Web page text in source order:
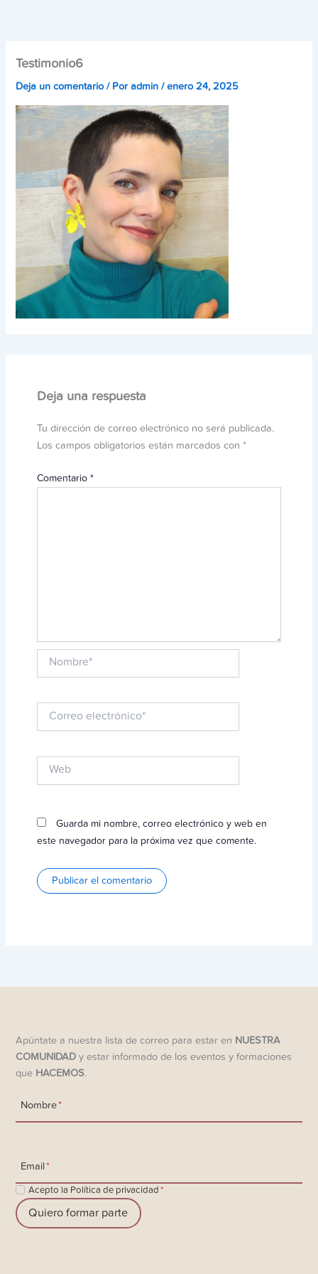
Testimonio6
Deja un comentario / Poradmin/enero 24, 2025
Deja una respuesta
Tu dirección de correo electrónico no será publicada.
Los campos obligatorios están marcados con *
Comentario *
Guarda mi nombre, correo electrónico y web en
este navegador para la próxima vez que comente.
Apúntate a nuestra lista de correo para estar en NUESTRA
COMUNIDADy estar informado de los eventos y formaciones
que HACEMOS.
Nombre*
Email *
Acepto la Política de privacidad *
Quiero formar parte